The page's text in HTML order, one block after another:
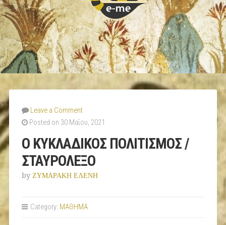
Leave a Comment
Posted on 30 Μαΐου, 2021
Ο ΚΥΚΛΑΔΙΚΟΣ ΠΟΛΙΤΙΣΜΟΣ /
ΣΤΑΥΡΟΛΕΞΟ
by ΖΥΜΑΡΑΚΗ ΕΛΕΝΗ
Category: ΜΑΘΗΜΑ